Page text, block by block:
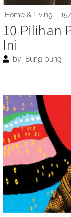
Home & Living
10 Pilihan
Ini
by: Bung bung